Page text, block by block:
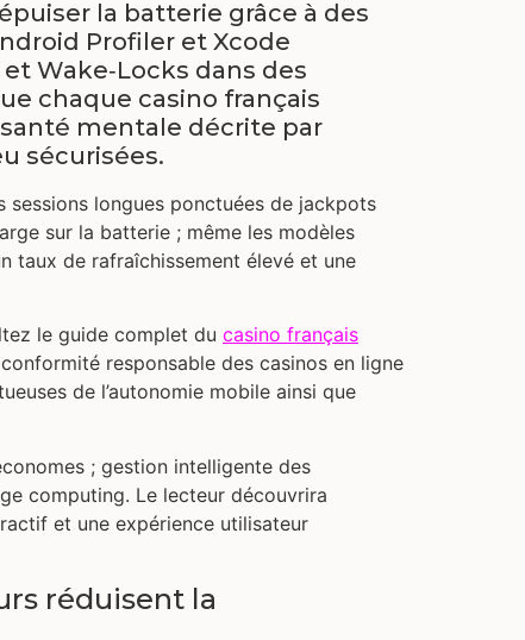
la batterie grâce à des
Profiler et Xcode
Wake‑Locks dans des
chaque casino français
mentale décrite par
sécurisées.
sessions longues ponctuées de jackpots
sur la batterie ; même les modèles
taux de rafraîchissement élevé et une
le guide complet du casino français
responsable des casinos en ligne
de l’autonomie mobile ainsi que
; gestion intelligente des
computing. Le lecteur découvrira
et une expérience utilisateur
réduisent la